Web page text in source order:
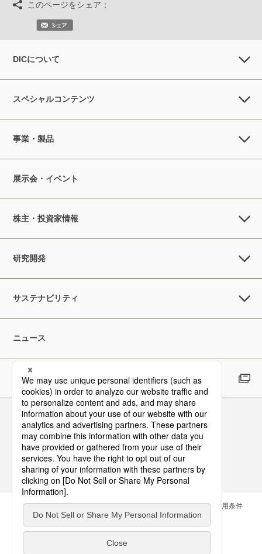
このページをシェア：
DICについて
スペシャルコンテンツ
事業・製品
展示会・イベント
株主・投資家情報
研究開発
サステナビリティ
ニュース
採用情報
Follow Us
お問い合わせ サイトマップ メールマガジン
ご利用条件
個人情報保護方針